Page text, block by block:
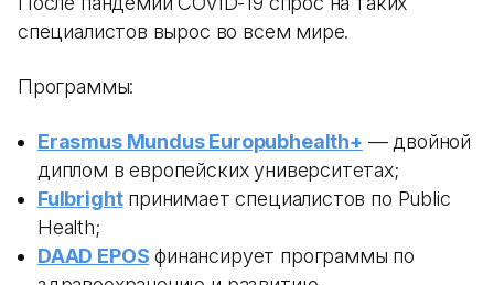
специалистов вырос во всем мире.
Программы:
Erasmus Mundus Europubhealth+ — двойной
диплом в европейских университетах;
Fulbrightпринимает специалистов по Public
Health;
DAAD EPOS финансирует программы по